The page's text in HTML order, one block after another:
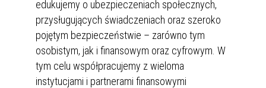
edukujemy o ubezpieczeniach społecznych,
przysługujących świadczeniach oraz szeroko
pojętym bezpieczeństwie – zarówno tym
osobistym, jak i finansowym oraz cyfrowym. W
tym celu współpracujemy z wieloma
instytucjami i partnerami finansowymi